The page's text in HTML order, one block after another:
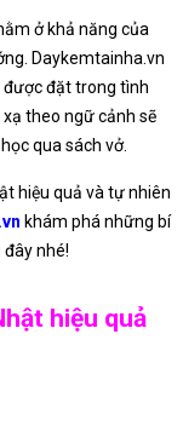
ở khả năng của
Daykemtainha.vn
đặt trong tình
theo ngữ cảnh sẽ
qua sách vở.
hiệu quả và tự nhiên
khám phá những bí
nhé!
hiệu quả